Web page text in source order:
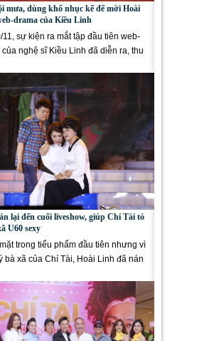
mưa, dùng khổ nhục kế để mời Hoài
drama của Kiều Linh
11, sự kiện ra mắt tập đầu tiên web-
của nghệ sĩ Kiều Linh đã diễn ra, thu
lại đến cuối liveshow, giúp Chí Tài tỏ
U60 sexy
trong tiểu phẩm đầu tiên nhưng vì
bà xã của Chí Tài, Hoài Linh đã nán